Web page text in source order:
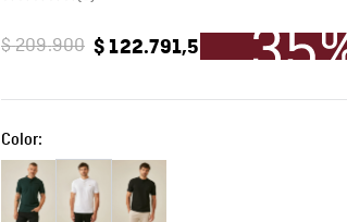
$209.900 $ 122.791,5
Color: